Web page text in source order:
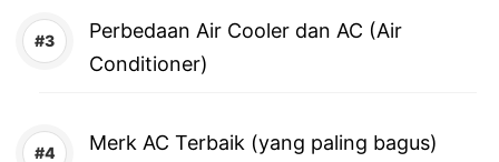
Perbedaan Air Cooler dan AC (Air
Conditioner)
Merk AC Terbaik (yang paling bagus)